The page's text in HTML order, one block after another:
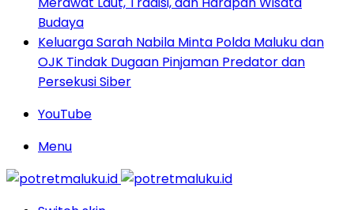
Budaya
Keluarga Sarah Nabila Minta Polda Maluku dan
OJK Tindak Dugaan Pinjaman Predator dan
Persekusi Siber
YouTube
Menu